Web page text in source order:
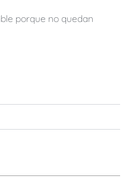
porque no quedan